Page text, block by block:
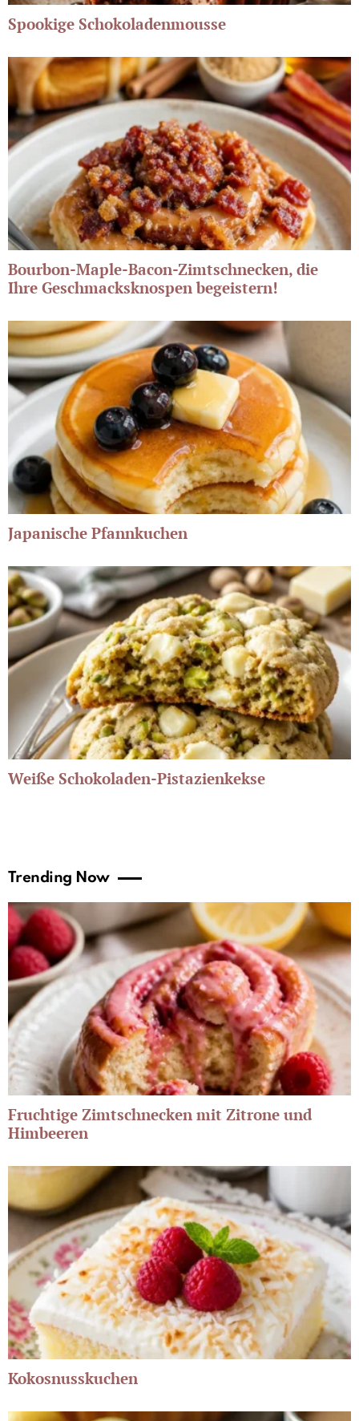
Spookige Schokoladenmousse
Bourbon-Maple-Bacon-Zimtschnecken, die
Ihre Geschmacksknospen begeistern!
Japanische Pfannkuchen
Weiße Schokoladen-Pistazienkekse
Trending Now
Fruchtige Zimtschnecken mit Zitrone und
Himbeeren
Kokosnusskuchen